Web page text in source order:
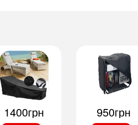
1400грн 950грн